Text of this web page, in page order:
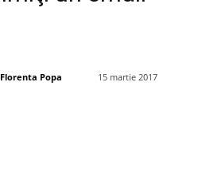
Florenta Popa 15 martie 2017